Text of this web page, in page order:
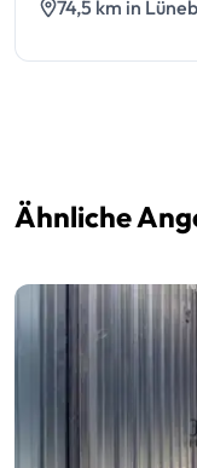
74,5 km in
Ähnliche